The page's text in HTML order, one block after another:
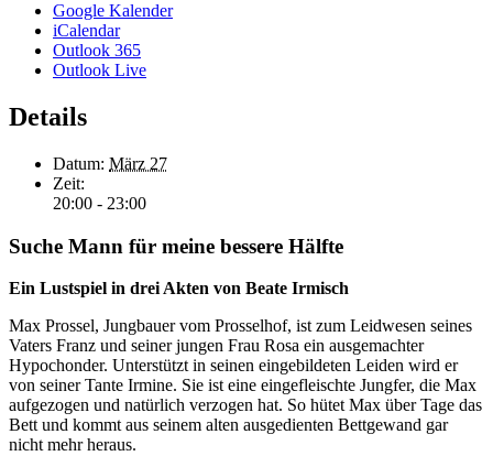
Google Kalender
iCalendar
Outlook 365
Outlook Live
Details
Datum: März 27
Zeit:
20:00 - 23:00
Suche Mann für meine bessere Hälfte
Ein Lustspiel in drei Akten von Beate Irmisch
Max Prossel, Jungbauer vom Prosselhof, ist zum Leidwesen seines
Vaters Franz und seiner jungen Frau Rosa ein ausgemachter
Hypochonder. Unterstützt in seinen eingebildeten Leiden wird er
von seiner Tante Irmine. Sie ist eine eingefleischte Jungfer, die Max
aufgezogen und natürlich verzogen hat. So hütet Max über Tage das
Bett und kommt aus seinem alten ausgedienten Bettgewand gar
nicht mehr heraus.